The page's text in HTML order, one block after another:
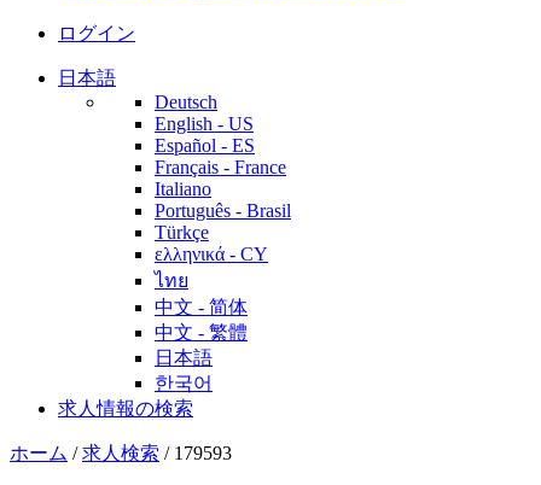
ログイン
日本語
Deutsch
English - US
Español - ES
Français - France
Italiano
Português - Brasil
Türkçe
ελληνικά - CY
ไทย
中文 - 简体
中文 - 繁體
日本語
한국어
求人情報の検索
ホーム /求人検索 / 179593